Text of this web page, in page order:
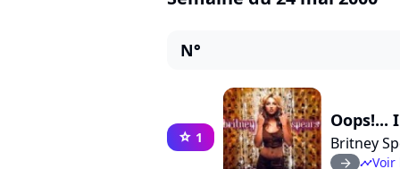
N°
star 1
Oops!...
Britney
arrow_right timelineVoir